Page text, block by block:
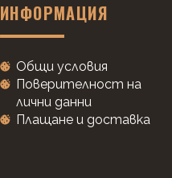
ИНФОРМАЦИЯ
Общи условия
Поверителност на
лични данни
Плащане и доставка